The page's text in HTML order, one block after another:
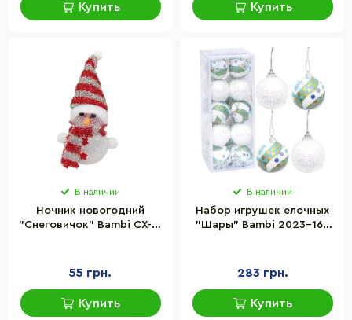
Купить Купить
В наличии
Ночник новогодний
"Снеговичок" Bambi СХ-4-
55 грн.
Купить
В наличии
Набор игрушек елочных
"Шары" Bambi 2023-160
283 грн.
Купить